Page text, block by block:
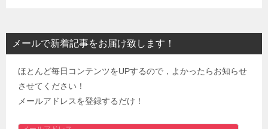
メールで新着記事をお届け致します！
ほとんど毎日コンテンツをUPするので，よかったらお知らせ
させてください！
メールアドレスを登録するだけ！